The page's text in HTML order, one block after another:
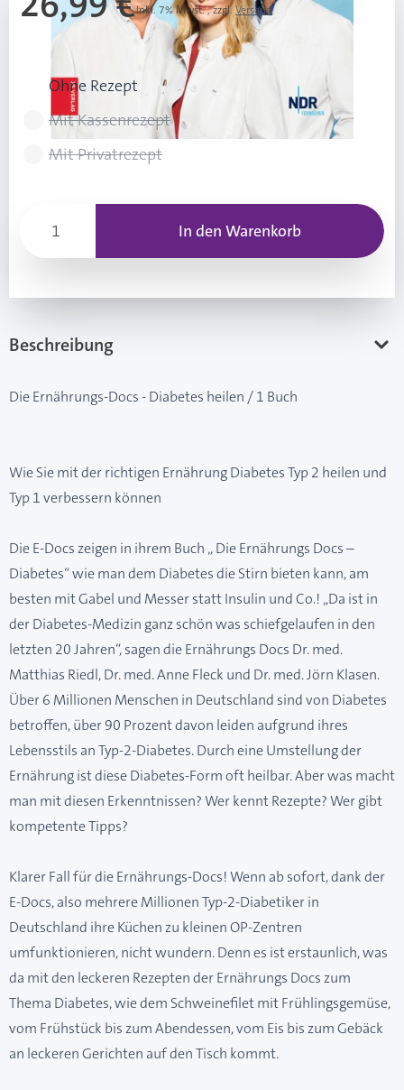
Inkl. 7% Mwst.,zzgl.Versand
Rezeptart wählen
Ohne Rezept
Mit Kassenrezept
Mit Privatrezept
In den Warenkorb
Beschreibung
Die Ernährungs-Docs - Diabetes heilen / 1 Buch
Wie Sie mit der richtigen Ernährung Diabetes Typ 2 heilen und
Typ 1 verbessern können
Die E-Docs zeigen in ihrem Buch „ Die Ernährungs Docs –
Diabetes“ wie man dem Diabetes die Stirn bieten kann, am
besten mit Gabel und Messer statt Insulin und Co.! „Da ist in
der Diabetes-Medizin ganz schön was schiefgelaufen in den
letzten 20 Jahren“, sagen die Ernährungs Docs Dr. med.
Matthias Riedl, Dr. med. Anne Fleck und Dr. med. Jörn Klasen.
Über 6 Millionen Menschen in Deutschland sind von Diabetes
betroffen, über 90 Prozent davon leiden aufgrund ihres
Lebensstils an Typ-2-Diabetes. Durch eine Umstellung der
Ernährung ist diese Diabetes-Form oft heilbar. Aber was macht
man mit diesen Erkenntnissen? Wer kennt Rezepte? Wer gibt
kompetente Tipps?
Klarer Fall für die Ernährungs-Docs! Wenn ab sofort, dank der
E-Docs, also mehrere Millionen Typ-2-Diabetiker in
Deutschland ihre Küchen zu kleinen OP-Zentren
umfunktionieren, nicht wundern. Denn es ist erstaunlich, was
da mit den leckeren Rezepten der Ernährungs Docs zum
Thema Diabetes, wie dem Schweinefilet mit Frühlingsgemüse,
vom Frühstück bis zum Abendessen, vom Eis bis zum Gebäck
an leckeren Gerichten auf den Tisch kommt.